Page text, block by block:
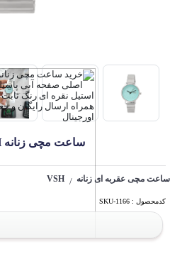
ساعت مچی زنانه VSH کد 1166
ساعت مچی عقربه ای زنانه /
VSH
کدمحصول : SKU-1166